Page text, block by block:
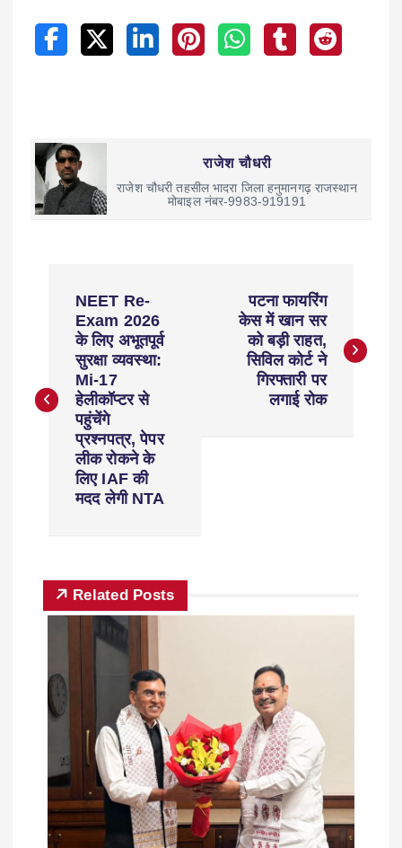
राजेश चौधरी
राजेश चौधरी तहसील भादरा जिला हनुमानगढ़ राजस्थान
मोबाइल नंबर-9983-919191
NEET Re-
Exam 2026
के लिए अभूतपूर्व
सुरक्षा व्यवस्था:
Mi-17
हेलीकॉप्टर से
पहुंचेंगे
प्रश्नपत्र, पेपर
लीक रोकने के
लिए IAF की
मदद लेगी NTA
पटना फायरिंग
केस में खान सर
को बड़ी राहत,
सिविल कोर्ट ने
गिरफ्तारी पर
लगाई रोक
Related Posts